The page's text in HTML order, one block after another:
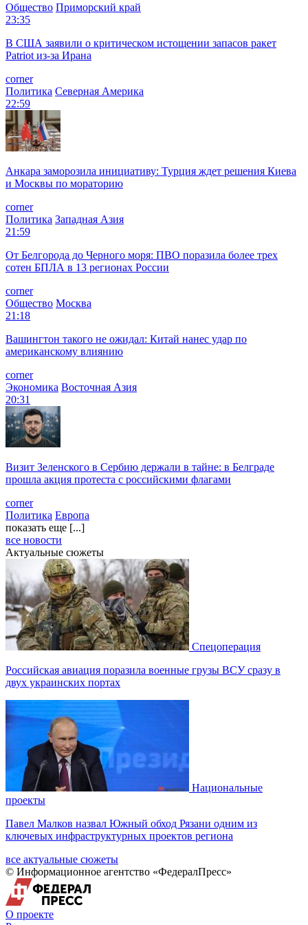
Общество Приморский край
23:35
В США заявили о критическом истощении запасов ракет
Patriot из-за Ирана
corner
Политика Северная Америка
22:59
Анкара заморозила инициативу: Турция ждет решения Киева
и Москвы по мораторию
corner
Политика Западная Азия
21:59
От Белгорода до Черного моря: ПВО поразила более трех
сотен БПЛА в 13 регионах России
corner
Общество Москва
21:18
Вашингтон такого не ожидал: Китай нанес удар по
американскому влиянию
corner
Экономика Восточная Азия
20:31
Визит Зеленского в Сербию держали в тайне: в Белграде
прошла акция протеста с российскими флагами
corner
Политика Европа
показать еще [...]
все новости
Актуальные сюжеты
Спецоперация
Российская авиация поразила военные грузы ВСУ сразу в
двух украинских портах
Национальные
проекты
Павел Малков назвал Южный обход Рязани одним из
ключевых инфраструктурных проектов региона
все актуальные сюжеты
© Информационное агентство «ФедералПресс»
О проекте